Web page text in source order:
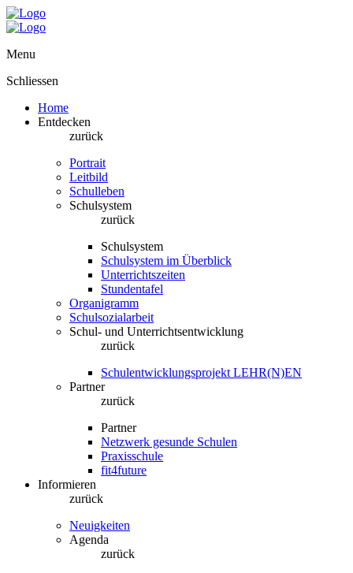
Menu
Schliessen
Home
Entdecken
zurück
Portrait
Leitbild
Schulleben
Schulsystem
zurück
Schulsystem
Schulsystem im Überblick
Unterrichtszeiten
Stundentafel
Organigramm
Schulsozialarbeit
Schul- und Unterrichtsentwicklung
zurück
Schulentwicklungsprojekt LEHR(N)EN
Partner
zurück
Partner
Netzwerk gesunde Schulen
Praxisschule
fit4future
Informieren
zurück
Neuigkeiten
Agenda
zurück